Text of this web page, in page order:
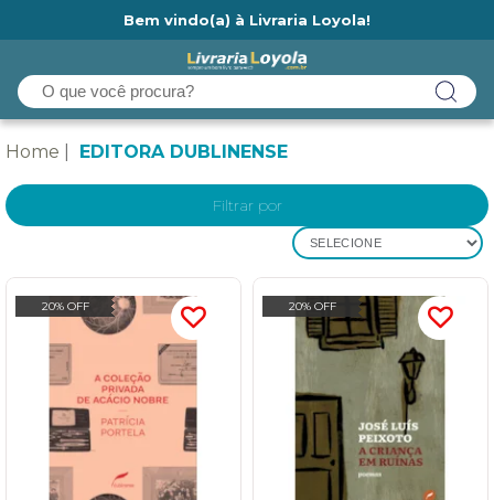
Bem vindo(a) à Livraria Loyola!
Home EDITORA DUBLINENSE
Filtrar por
SELECIONE
20% OFF 20% OFF